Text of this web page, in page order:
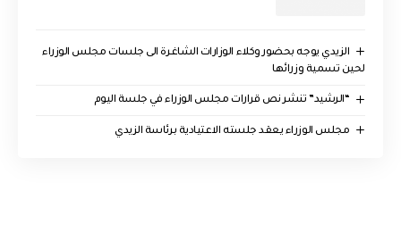
الزيدي يوجه بحضور وكلاء الوزارات الشاغرة الى جلسات مجلس الوزراء
لحين تسمية وزرائها
“الرشيد” تنشر نص قرارات مجلس الوزراء في جلسة اليوم
مجلس الوزراء يعقد جلسته الاعتيادية برئاسة الزيدي